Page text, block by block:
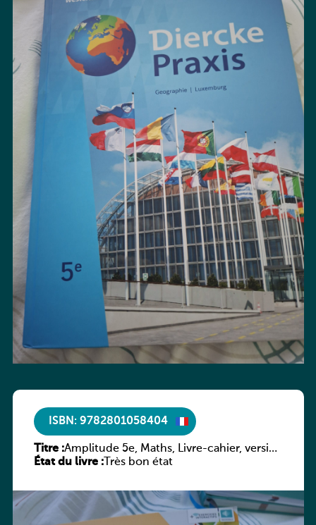
ISBN: 9782801058404
Titre :Amplitude 5e, Maths, Livre-cahier, version
luxembourgeoise
État du livre :Très bon état